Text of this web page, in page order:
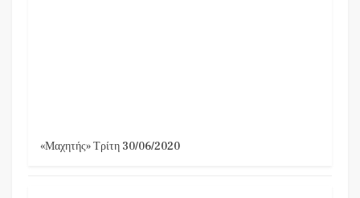
«Μαχητής» Τρίτη 30/06/2020